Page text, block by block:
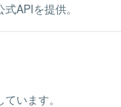
APIを提供。
います。